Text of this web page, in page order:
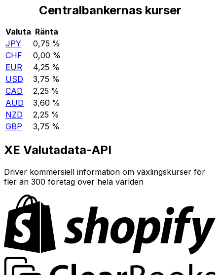
Centralbankernas kurser
Valuta Ränta
JPY
0,75 %
CHF
0,00 %
EUR
4,25 %
USD
3,75 %
CAD
2,25 %
AUD
3,60 %
NZD
2,25 %
GBP
3,75 %
XE Valutadata-API
Driver kommersiell information om växlingskurser för
fler än 300 företag över hela världen